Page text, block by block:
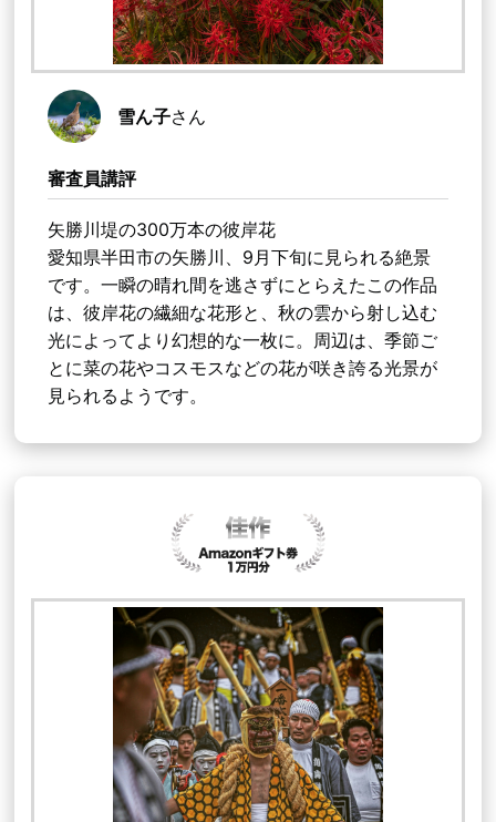
雪ん子さん
審査員講評
矢勝川堤の300万本の彼岸花
愛知県半田市の矢勝川、9月下旬に見られる絶景
です。一瞬の晴れ間を逃さずにとらえたこの作品
は、彼岸花の繊細な花形と、秋の雲から射し込む
光によってより幻想的な一枚に。周辺は、季節ご
とに菜の花やコスモスなどの花が咲き誇る光景が
見られるようです。